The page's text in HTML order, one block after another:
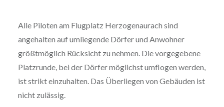
Alle Piloten am Flugplatz Herzogenaurach sind
angehalten auf umliegende Dörfer und Anwohner
größtmöglich Rücksicht zu nehmen. Die vorgegebene
Platzrunde, bei der Dörfer möglichst umflogen werden,
ist strikt einzuhalten. Das Überliegen von Gebäuden ist
nicht zulässig.